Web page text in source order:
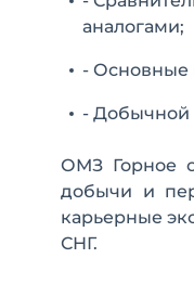
аналогами;
- Основные
- Добычной
ОМЗ Горное
добычи и
карьерные
СНГ.